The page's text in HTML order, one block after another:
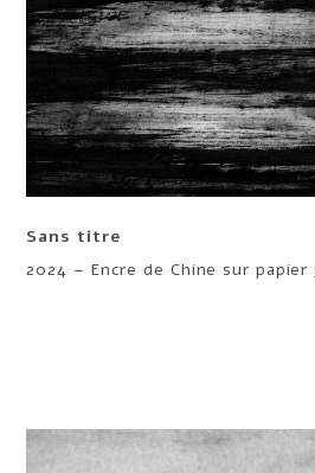
Sans titre
2024 – Encre de Chine sur papier